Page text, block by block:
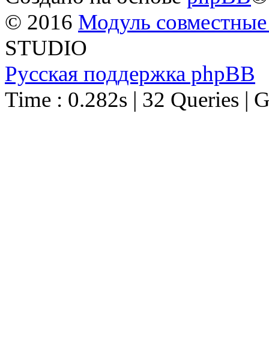
© 2016 Модуль
STUDIO
Русская поддержка phpBB
Time : 0.282s | 32 Queries |